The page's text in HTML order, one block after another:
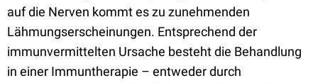
auf die Nerven kommt es zu zunehmenden
Lähmungserscheinungen. Entsprechend der
immunvermittelten Ursache besteht die Behandlung
in einer Immuntherapie – entweder durch